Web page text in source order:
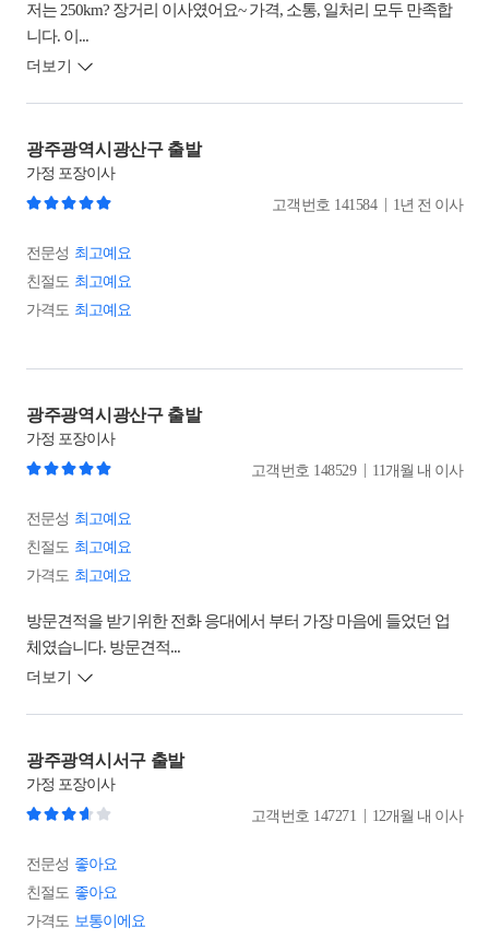
저는 250km? 장거리 이사였어요~ 가격, 소통, 일처리 모두 만족합
니다. 이...
더보기
광주광역시광산구 출발
가정 포장이사
고객번호 141584 1년 전 이사
전문성 최고예요
친절도 최고예요
가격도 최고예요
광주광역시광산구 출발
가정 포장이사
고객번호 148529 11개월 내 이사
전문성 최고예요
친절도 최고예요
가격도 최고예요
방문견적을 받기위한 전화 응대에서 부터 가장 마음에 들었던 업
체였습니다. 방문견적...
더보기
광주광역시서구 출발
가정 포장이사
고객번호 147271 12개월 내 이사
전문성 좋아요
친절도 좋아요
가격도 보통이에요